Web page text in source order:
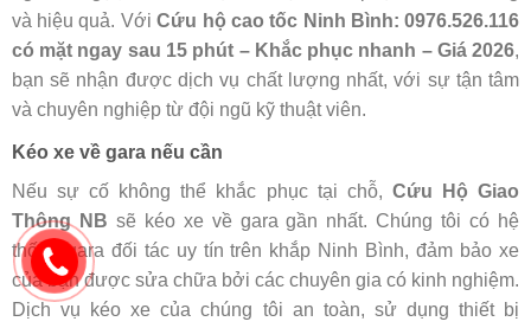
và hiệu quả. VớiCứu hộ cao tốc Ninh Bình: 0976.526.116
có mặt ngay sau 15 phút – Khắc phục nhanh – Giá 2026,
bạn sẽ nhận được dịch vụ chất lượng nhất, với sự tận tâm
và chuyên nghiệp từ đội ngũ kỹ thuật viên.
Kéo xe về gara nếu cần
Nếu sự cố không thể khắc phục tại chỗ, Cứu Hộ Giao
Thông NB sẽ kéo xe về gara gần nhất. Chúng tôi có hệ
thống gara đối tác uy tín trên khắp Ninh Bình, đảm bảo xe
của bạn được sửa chữa bởi các chuyên gia có kinh nghiệm.
Dịch vụ kéo xe của chúng tôi an toàn, sử dụng thiết bị